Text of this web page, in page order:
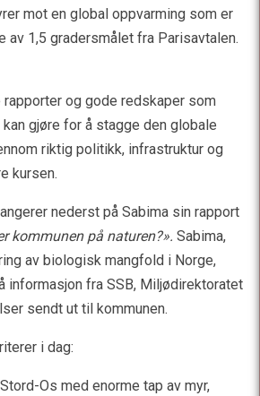
mot en global oppvarming som er
av 1,5 gradersmålet fra Parisavtalen.
og gode redskaper som
gjøre for å stagge den globale
riktig politikk, infrastruktur og
kursen.
nederst på Sabima sin rapport
kommunen på naturen?». Sabima,
av biologisk mangfold i Norge,
informasjon fra SSB, Miljødirektoratet
sendt ut til kommunen.
i dag:
Stord-Os med enorme tap av myr,